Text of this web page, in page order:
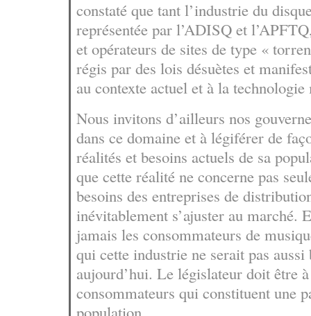
constaté que tant l’industrie du
représentée par l’ADISQ et
et opérateurs de sites de type «
régis par des lois désuètes et
au contexte actuel et à la technologie
Nous invitons d’ailleurs nos
dans ce domaine et à légiférer de
réalités et besoins actuels de sa
que cette réalité ne concerne pas
besoins des entreprises de
inévitablement s’ajuster au marché.
jamais les consommateurs de
qui cette industrie ne serait pas aussi
aujourd’hui. Le législateur doit être
consommateurs qui constituent une
population.